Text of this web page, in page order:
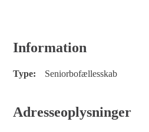
Information
Type: Seniorbofællesskab
Adresseoplysninger